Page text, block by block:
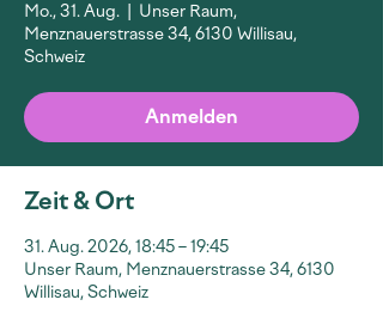
Mo., 31. Aug.
Unser Raum,
Menznauerstrasse 34, 6130 Willisau,
Schweiz
Anmelden
Zeit & Ort
31. Aug. 2026, 18:45 – 19:45
Unser Raum, Menznauerstrasse 34, 6130
Willisau, Schweiz